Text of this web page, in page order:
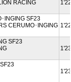
RACING
INGING SF23
CERUMO･INGING
SF23